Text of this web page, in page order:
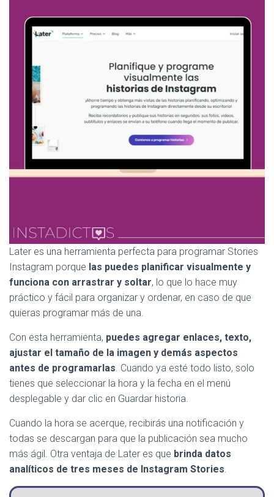
Later es una herramienta perfecta para programar Stories
Instagram porque las puedes planificar visualmente y
funciona con arrastrar y soltar, lo que lo hace muy
práctico y fácil para organizar y ordenar, en caso de que
quieras programar más de una.
Con esta herramienta, puedes agregar enlaces, texto,
ajustar el tamaño de la imagen y demás aspectos
antes de programarlas. Cuando ya esté todo listo, solo
tienes que seleccionar la hora y la fecha en el menú
desplegable y dar clic en Guardar historia.
Cuando la hora se acerque, recibirás una notificación y
todas se descargan para que la publicación sea mucho
más ágil. Otra ventaja de Later es que brinda datos
analíticos de tres meses de Instagram Stories.